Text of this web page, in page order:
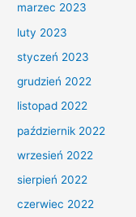
marzec 2023
luty 2023
styczeń 2023
grudzień 2022
listopad 2022
październik 2022
wrzesień 2022
sierpień 2022
czerwiec 2022